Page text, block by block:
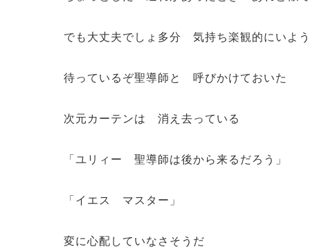
でも大丈夫でしょ多分 気持ち楽観的にいよう
待っているぞ聖導師と 呼びかけておいた
次元カーテンは 消え去っている
「ユリィー 聖導師は後から来るだろう」
「イエス マスター」
変に心配していなさそうだ